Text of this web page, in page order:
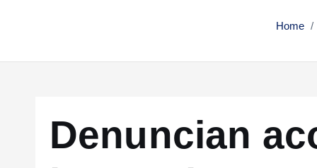
Home
Denuncian